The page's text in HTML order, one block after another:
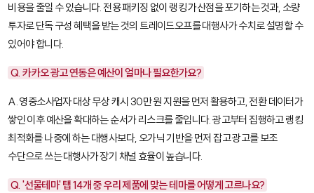
비용을 줄일 수 있습니다. 전용 패키징 없이 랭킹 가산점을 포기하는 것과, 소량
투자로 단독 구성 혜택을 받는 것의 트레이드오프를 대행사가 수치로 설명할 수
있어야 합니다.
Q. 카카오 광고 연동은 예산이 얼마나 필요한가요?
A. 영중소사업자 대상 무상 캐시 30만 원 지원을 먼저 활용하고, 전환 데이터가
쌓인 이후 예산을 확대하는 순서가 리스크를 줄입니다. 광고부터 집행하고 랭킹
최적화를 나중에 하는 대행사보다, 오가닉 기반을 먼저 잡고 광고를 보조
수단으로 쓰는 대행사가 장기 채널 효율이 높습니다.
Q. '선물테마' 탭 14개 중 우리 제품에 맞는 테마를 어떻게 고르나요?